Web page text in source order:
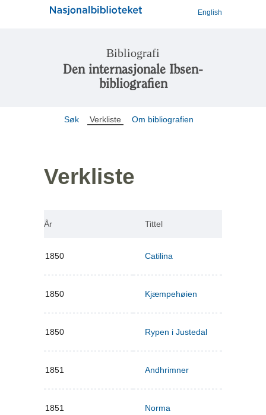
English
Bibliografi
Den internasjonale Ibsen-
bibliografien
Søk Verkliste Om bibliografien
Verkliste
År Tittel
1850 Catilina
1850 Kjæmpehøien
1850 Rypen i Justedal
1851 Andhrimner
1851 Norma